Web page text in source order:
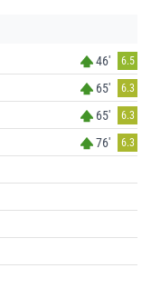
46' 6.5
65' 6.3
65' 6.3
76' 6.3